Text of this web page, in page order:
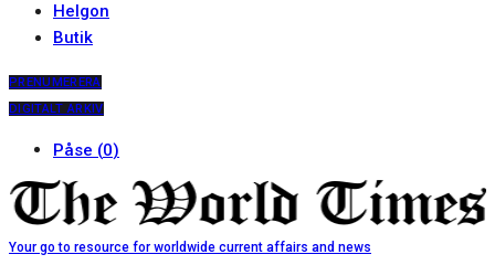
Helgon
Butik
PRENUMERERA
DIGITALT ARKIV
Påse (0)
Your go to resource for worldwide current affairs and news